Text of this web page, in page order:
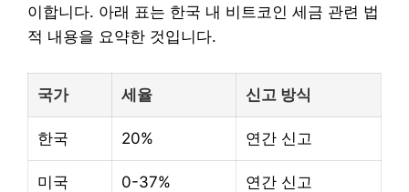
이합니다. 아래 표는 한국 내 비트코인 세금 관련 법
적 내용을 요약한 것입니다.
국가 세율 신고 방식
한국 20% 연간 신고
미국 0-37% 연간 신고